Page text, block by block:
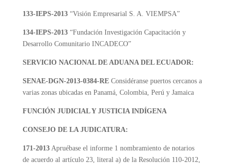
133-IEPS-2013 “Visión Empresarial S. A. VIEMPSA”
134-IEPS-2013“Fundación Investigación Capacitación y
Desarrollo Comunitario INCADECO”
SERVICIO NACIONAL DE ADUANA DEL ECUADOR:
SENAE-DGN-2013-0384-REConsidéranse puertos cercanos a
varias zonas ubicadas en Panamá, Colombia, Perú y Jamaica
FUNCIÓN JUDICIAL Y JUSTICIA INDÍGENA
CONSEJO DE LA JUDICATURA:
171-2013Apruébase el informe 1 nombramiento de notarios
de acuerdo al artículo 23, literal a) de la Resolución 110-2012,